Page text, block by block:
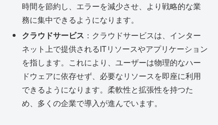
時間を節約し、エラーを減少させ、より戦略的な業
務に集中できるようになります。
クラウドサービス ：クラウドサービスは、インター
ネット上で提供されるITリソースやアプリケーション
を指します。これにより、ユーザーは物理的なハー
ドウェアに依存せず、必要なリソースを即座に利用
できるようになります。柔軟性と拡張性を持つた
め、多くの企業で導入が進んでいます。